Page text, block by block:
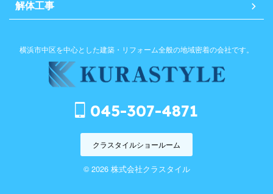
解体工事
横浜市中区を中心とした建築・リフォーム全般の地域密着の会社です。
045-307-4871
クラスタイルショールーム
© 2026 株式会社クラスタイル